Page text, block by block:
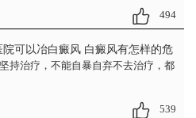
494
可以冶白癜风 白癜风有怎样的危
持治疗，不能自暴自弃不去治疗，都
539